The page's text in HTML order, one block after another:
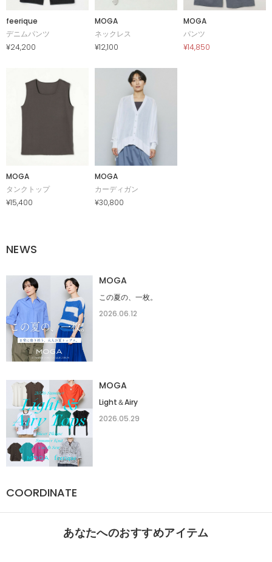
feerique
デニムパンツ
¥24,200
MOGA
ネックレス
¥12,100
MOGA
パンツ
¥14,850
MOGA
タンクトップ
¥15,400
MOGA
カーディガン
¥30,800
NEWS
MOGA
この夏の、一枚。
2026.06.12
MOGA
Light＆Airy
2026.05.29
COORDINATE
あなたへのおすすめアイテム